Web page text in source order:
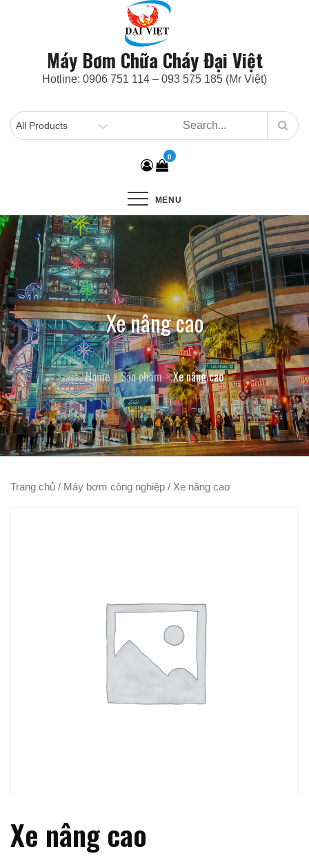
Máy Bơm Chữa Cháy Đại Việt
Hotline: 0906 751 114 – 093 575 185 (Mr Việt)
0
MENU
Xe nâng cao
Home Sản phẩm Xe nâng cao
Trang chủ / Máy bơm công nghiệp / Xe nâng cao
Xe nâng cao